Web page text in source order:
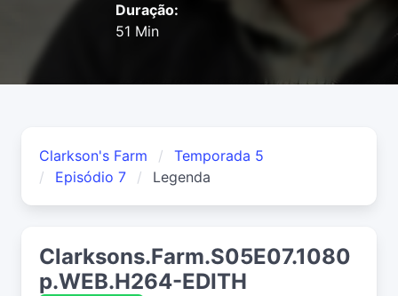
Duração:
51 Min
Clarkson's Farm
Temporada 5
Episódio 7
Legenda
Clarksons.Farm.S05E07.1080
p.WEB.H264-EDITH